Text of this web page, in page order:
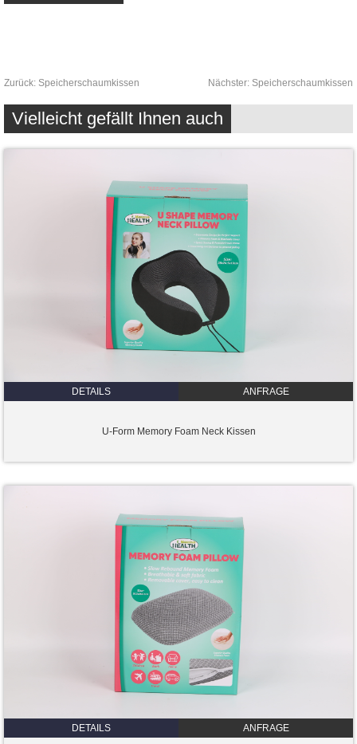
Zurück: Speicherschaumkissen Nächster: Speicherschaumkissen
Vielleicht gefällt Ihnen auch
DETAILS ANFRAGE
U-Form Memory Foam Neck Kissen
DETAILS ANFRAGE